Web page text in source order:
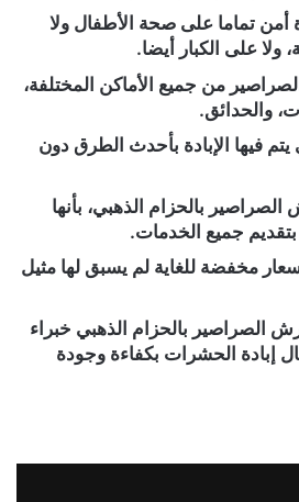
أمن تماما على صحة الأطفال ولا
على الكبار أيضا.
من جميع الأماكن المختلفة،
والحدائق.
يتم فيها الإبادة بأحدث الطرق دون
بالحزام الذهبي، بأنها
جميع الخدمات.
مخفضة للغاية لم يسبق لها مثيل
الصراصير بالحزام الذهبي خبراء
الحشرات بكفاءة وجودة